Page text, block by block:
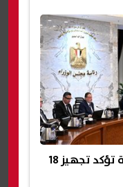
10 منها بقطاع البترول.. الحكومة تؤكد تجهيز 18